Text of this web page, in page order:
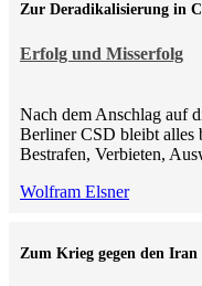
Erfolg und Misserfolg
Zur Deradikalisierung in
Nach dem Anschlag auf
Berliner CSD bleibt alles
Bestrafen, Verbieten,
Wolfram Elsner
Zum Krieg gegen den Iran